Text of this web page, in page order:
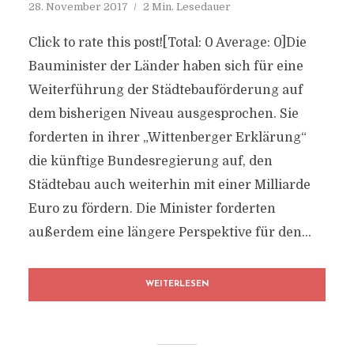
28. November 2017 2 Min. Lesedauer
Click to rate this post![Total: 0 Average: 0]Die
Bauminister der Länder haben sich für eine
Weiterführung der Städtebauförderung auf
dem bisherigen Niveau ausgesprochen. Sie
forderten in ihrer „Wittenberger Erklärung“
die künftige Bundesregierung auf, den
Städtebau auch weiterhin mit einer Milliarde
Euro zu fördern. Die Minister forderten
außerdem eine längere Perspektive für den...
WEITERLESEN